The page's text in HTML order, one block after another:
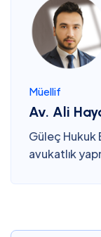
Müellif
Av. Ali
Güleç Hukuk
avukatlık